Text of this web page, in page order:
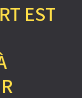
EST